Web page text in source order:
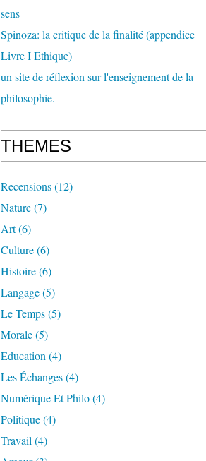
sens
Spinoza: la critique de la finalité (appendice
Livre I Ethique)
un site de réflexion sur l'enseignement de la
philosophie.
THEMES
Recensions(12)
Nature(7)
Art(6)
Culture(6)
Histoire(6)
Langage(5)
Le Temps(5)
Morale(5)
Education (4)
Les Échanges(4)
Numérique Et Philo(4)
Politique(4)
Travail (4)